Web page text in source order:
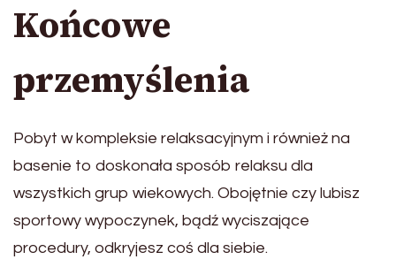
Końcowe
przemyślenia
Pobyt w kompleksie relaksacyjnym i również na
basenie to doskonała sposób relaksu dla
wszystkich grup wiekowych. Obojętnie czy lubisz
sportowy wypoczynek, bądź wyciszające
procedury, odkryjesz coś dla siebie.